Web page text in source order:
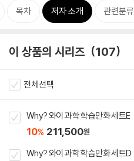
목차 저자 소개 관련분류
이 상품의 시리즈 107
전체선택
Why? 와이 과학 학습만화 세트E
10% 211,500원
Why? 와이 과학 학습만화 세트D